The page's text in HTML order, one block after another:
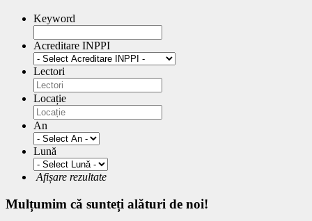
Keyword
Acreditare INPPI
Lectori
Locație
An
Lună
Afișare rezultate
Mulțumim că sunteți alături de noi!